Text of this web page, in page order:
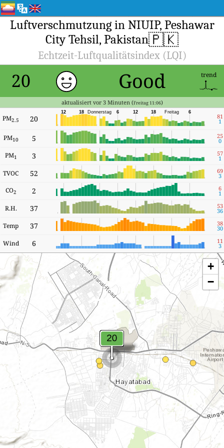
Luftverschmutzung in NIUIP, Peshawar
City Tehsil, Pakistan🇵🇰
Echtzeit-Luftqualitätsindex (LQI)
20 Good trend
aktualisiert vor 3 Minuten (Freitag 11:06)
PM2.5 20
6
Freitag
18
12
6
Donnerstag
18
12
81
1
PM10 5 25
0
PM1 3 57
1
TVOC 52 69
3
CO2 2 6
1
R.H. 37 53
36
Temp 37 38
30
Wind 6 11
3
+
−